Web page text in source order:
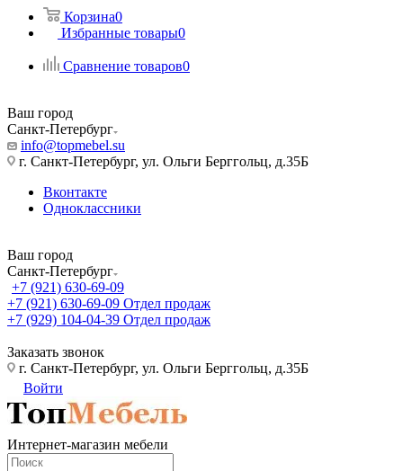
Корзина0
Избранные товары0
Сравнение товаров0
Ваш город
Санкт-Петербург
info@topmebel.su
г. Санкт-Петербург, ул. Ольги Берггольц, д.35Б
Вконтакте
Одноклассники
Ваш город
Санкт-Петербург
+7 (921) 630-69-09
+7 (921) 630-69-09 Отдел продаж
+7 (929) 104-04-39 Отдел продаж
Заказать звонок
г. Санкт-Петербург, ул. Ольги Берггольц, д.35Б
Войти
Интернет-магазин мебели